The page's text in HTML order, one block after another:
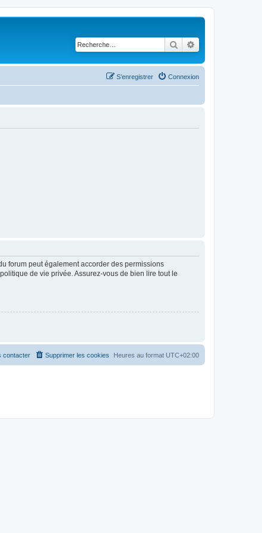
Rechercher
Connexion
S’enregistrer
forum peut également accorder des permissions
de vie privée. Assurez-vous de bien lire tout le
Heures au format UTC+02:00
Supprimer les cookies
contacter